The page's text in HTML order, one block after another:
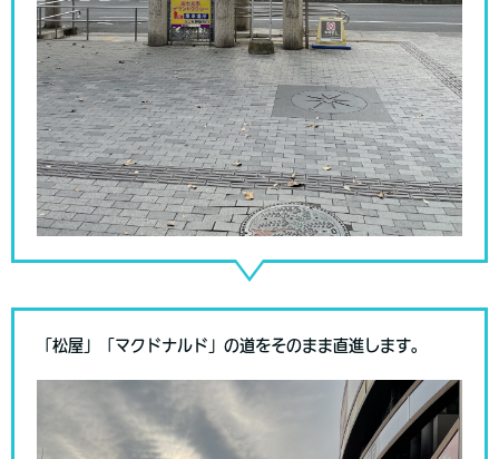
「松屋」「マクドナルド」の道をそのまま直進します。